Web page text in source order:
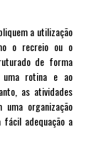
a utilização
o recreio ou o
de forma
rotina e ao
as atividades
organização
adequação a